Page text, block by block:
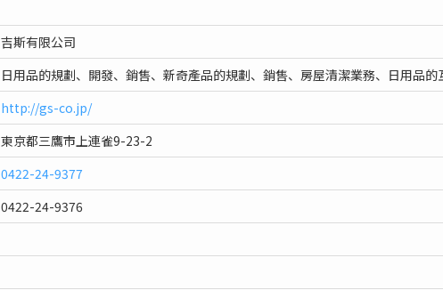
吉斯有限公司
日用品的規劃、開發、銷售、新奇產品的規劃、銷售、房屋清潔業務、日用品的
http://gs-co.jp/
東京都三鷹市上連雀9-23-2
0422-24-9377
0422-24-9376